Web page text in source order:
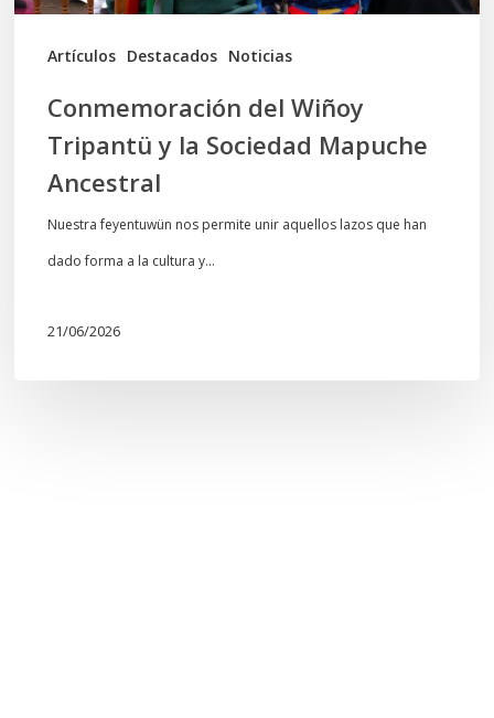
Artículos Destacados Noticias
Ancestral
Conmemoración del Wiñoy
Tripantü y la Sociedad Mapuche
Ancestral
Nuestra feyentuwün nos permite unir aquellos lazos que han
dado forma a la cultura y…
21/06/2026